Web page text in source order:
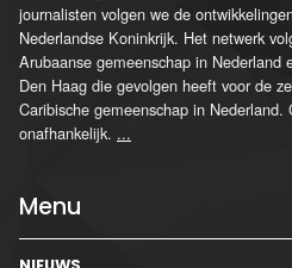
journalisten volgen we de
Nederlandse Koninkrijk. Het netwerk
Arubaanse gemeenschap in
Den Haag die gevolgen heeft voor de
Caribische gemeenschap in Nederland.
onafhankelijk. ...
Menu